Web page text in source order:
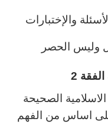
والإختبارات
وليس الحصر
2
الصحيحة
اساس من الفهم